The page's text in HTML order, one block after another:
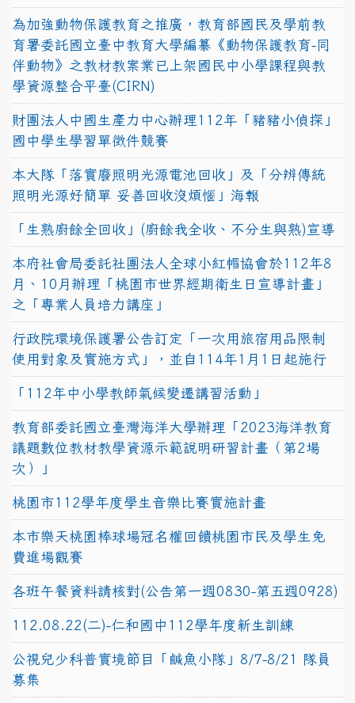
為加強動物保護教育之推廣，教育部國民及學前教
育署委託國立臺中教育大學編纂《動物保護教育-同
伴動物》之教材教案業已上架國民中小學課程與教
學資源整合平臺(CIRN)
財團法人中國生產力中心辦理112年「豬豬小偵探」
國中學生學習單徵件競賽
本大隊「落實廢照明光源電池回收」及「分辨傳統
照明光源好簡單 妥善回收沒煩惱」海報
「生熟廚餘全回收」(廚餘我全收、不分生與熟)宣導
本府社會局委託社團法人全球小紅帽協會於112年8
月、10月辦理「桃園市世界經期衛生日宣導計畫」
之「專業人員培力講座」
行政院環境保護署公告訂定「一次用旅宿用品限制
使用對象及實施方式」，並自114年1月1日起施行
「112年中小學教師氣候變遷講習活動」
教育部委託國立臺灣海洋大學辦理「2023海洋教育
議題數位教材教學資源示範說明研習計畫（第2場
次）」
桃園市112學年度學生音樂比賽實施計畫
本市樂天桃園棒球場冠名權回饋桃園市民及學生免
費進場觀賽
各班午餐資料請核對(公告第一週0830-第五週0928)
112.08.22(二)-仁和國中112學年度新生訓練
公視兒少科普實境節目「鹹魚小隊」8/7-8/21 隊員
募集